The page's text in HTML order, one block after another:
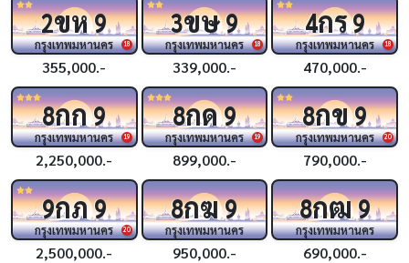
18
2ขห9
กรุงเทพมหานคร
355,000.-
18
3ขษ9
กรุงเทพมหานคร
339,000.-
18
4กร9
กรุงเทพมหานคร
470,000.-
19
8กก9
กรุงเทพมหานคร
2,250,000.-
19
8กด9
กรุงเทพมหานคร
899,000.-
20
8กข9
กรุงเทพมหานคร
790,000.-
20
9กภ9
กรุงเทพมหานคร
2,500,000.-
8กฆ9
กรุงเทพมหานคร
950,000.-
8กฒ9
กรุงเทพมหานคร
690,000.-